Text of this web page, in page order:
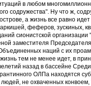
в любом
содружества". Ну что ж,
а жизнь все равно
феферов, зускиных,
сионистской
заместителя
наций с их
тем не менее идет, в
назад в бассейне
ОЛПа находятся
не охваченных